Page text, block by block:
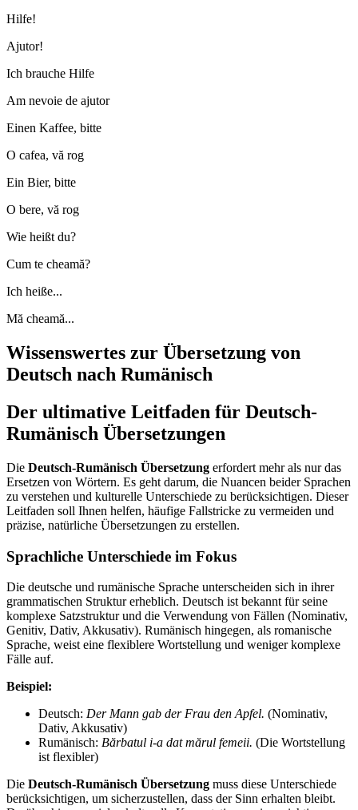
Hilfe!
Ajutor!
Ich brauche Hilfe
Am nevoie de ajutor
Einen Kaffee, bitte
O cafea, vă rog
Ein Bier, bitte
O bere, vă rog
Wie heißt du?
Cum te cheamă?
Ich heiße...
Mă cheamă...
Wissenswertes zur Übersetzung von
Deutsch nach Rumänisch
Der ultimative Leitfaden für Deutsch-
Rumänisch Übersetzungen
Die Deutsch-Rumänisch Übersetzung erfordert mehr als nur das
Ersetzen von Wörtern. Es geht darum, die Nuancen beider Sprachen
zu verstehen und kulturelle Unterschiede zu berücksichtigen. Dieser
Leitfaden soll Ihnen helfen, häufige Fallstricke zu vermeiden und
präzise, natürliche Übersetzungen zu erstellen.
Sprachliche Unterschiede im Fokus
Die deutsche und rumänische Sprache unterscheiden sich in ihrer
grammatischen Struktur erheblich. Deutsch ist bekannt für seine
komplexe Satzstruktur und die Verwendung von Fällen (Nominativ,
Genitiv, Dativ, Akkusativ). Rumänisch hingegen, als romanische
Sprache, weist eine flexiblere Wortstellung und weniger komplexe
Fälle auf.
Beispiel:
Deutsch: Der Mann gab der Frau den Apfel. (Nominativ,
Dativ, Akkusativ)
Rumänisch: Bărbatul i-a dat mărul femeii. (Die Wortstellung
ist flexibler)
Die Deutsch-Rumänisch Übersetzung muss diese Unterschiede
berücksichtigen, um sicherzustellen, dass der Sinn erhalten bleibt.